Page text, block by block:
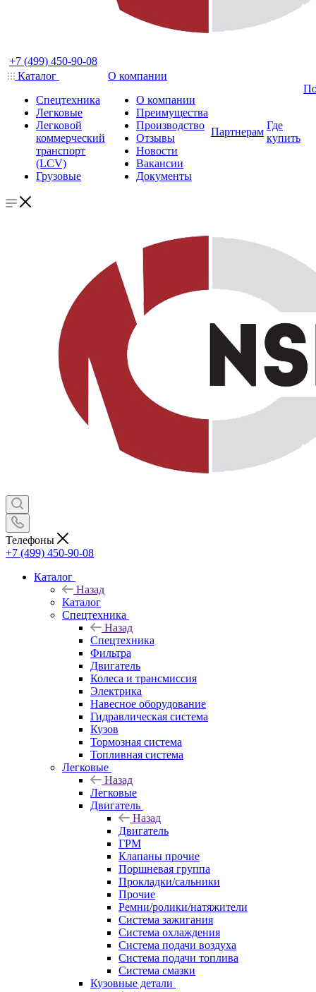
+7 (499) 450-90-08
Каталог
Спецтехника
Легковые
Легковой
коммерческий
транспорт
(LCV)
Грузовые
О компании
О компании
Преимущества
Производство
Отзывы
Новости
Вакансии
Документы
Партнерам
Где
купить
Телефоны
+7 (499) 450-90-08
Каталог
Назад
Каталог
Спецтехника
Назад
Спецтехника
Фильтра
Двигатель
Колеса и трансмиссия
Электрика
Навесное оборудование
Гидравлическая система
Кузов
Тормозная система
Топливная система
Легковые
Назад
Легковые
Двигатель
Назад
Двигатель
ГРМ
Клапаны прочие
Поршневая группа
Прокладки/сальники
Прочие
Ремни/ролики/натяжители
Система зажигания
Система охлаждения
Система подачи воздуха
Система подачи топлива
Система смазки
Кузовные детали